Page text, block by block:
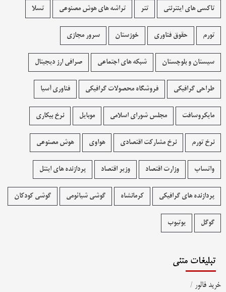
تاکسی های اینترنتی تتر تراشه های هوش مصنوعی تسلا
تورم حقوق فناوری خوزستان سرور مجازی
سیستان و بلوچستان شبکه های اجتماعی صرافی ارز دیجیتال
طراحی گرافیکی فروشگاه محصولات گرافيکی فناوری آسیا
مایکروسافت مجلس شورای اسلامی موبایل نرخ بیکاری
نرخ تورم نرخ مشارکت اقتصادی هواوی هوش مصنوعی
واتساپ وزارت اقتصاد وزیر اقتصاد پردازنده های اینتل
پردازنده های گرافیکی کرمانشاه گوشی شیائومی گوشی کودکان
گوگل یوتیوب
تبلیغات متنی
خرید فالور /